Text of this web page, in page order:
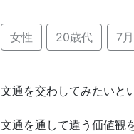
女性 20歳代 7
文通を交わしてみたいと
文通を通して違う価値観